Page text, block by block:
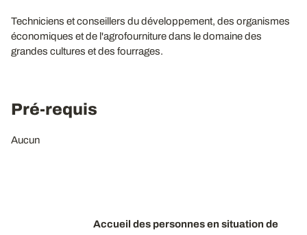
Techniciens et conseillers du développement, des organismes
économiques et de l'agrofourniture dans le domaine des
grandes cultures et des fourrages.
Pré-requis
Aucun
Accueil des personnes en situation de